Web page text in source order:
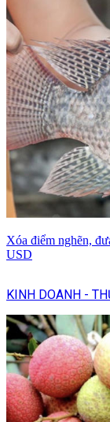
Xóa điểm nghẽn,
USD
KINH DOANH -